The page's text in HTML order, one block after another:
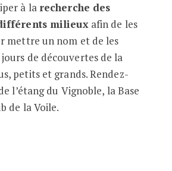
à la recherche des
milieuxafin de les
mettre un nom et de les
de découvertes de la
petits et grands. Rendez-
l’étang du Vignoble, la Base
de la Voile.